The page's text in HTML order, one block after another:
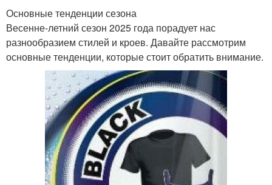
Основные тенденции сезона
Весенне-летний сезон 2025 года порадует нас
разнообразием стилей и кроев. Давайте рассмотрим
основные тенденции, которые стоит обратить внимание.